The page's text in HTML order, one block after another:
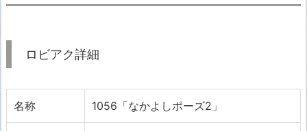
ロビアク詳細
名称 1056「なかよしポーズ2」